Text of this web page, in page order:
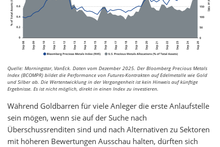
Quelle: Morningstar, VanEck. Daten vom Dezember 2025. Der Bloomberg Precious Metals
Index (BCOMPR) bildet die Performance von Futures-Kontrakten auf Edelmetalle wie Gold
und Silber ab. Die Wertentwicklung in der Vergangenheit ist kein Hinweis auf künftige
Ergebnisse. Es ist nicht möglich, direkt in einen Index zu investieren.
Während Goldbarren für viele Anleger die erste Anlaufstelle
sein mögen, wenn sie auf der Suche nach
Überschussrenditen sind und nach Alternativen zu Sektoren
mit höheren Bewertungen Ausschau halten, dürften sich